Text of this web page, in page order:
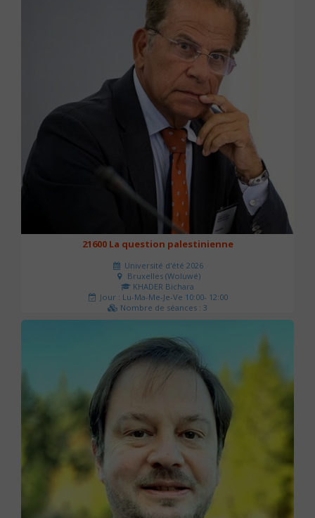
21600 La question palestinienne
Université d'été 2026
Bruxelles (Woluwé)
KHADER Bichara
Jour : Lu-Ma-Me-Je-Ve 10:00- 12:00
Nombre de séances : 3
63 €